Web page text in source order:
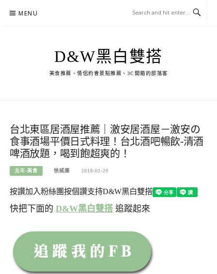
MENU
D&W黑白雙搭
美食推薦、情侶約會景點推薦、3C開箱的部落客
台北東區居酒屋推薦｜激安居酒屋－激安の
食事酒場平價日式料理！台北酒吧暢飲-清酒
啤酒放題，喝到飽超爽的！
北市-美食 徐威廉 2018-02-20
按讚加入粉絲團按個讚支持D&W黑白雙搭
快把下面的 D&W黑白雙搭 追蹤起來